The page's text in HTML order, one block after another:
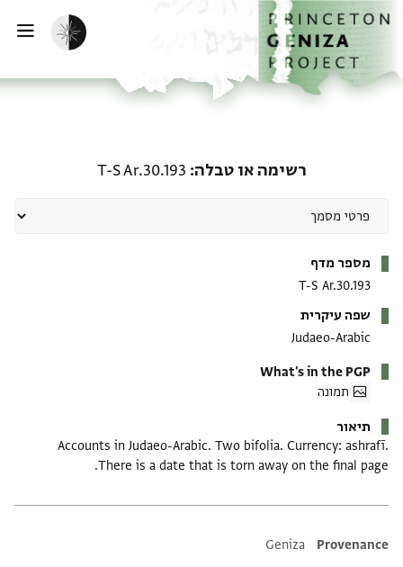
לתוכןהבית
הפעלת מצב כהה
רשימה או טבלה T-S Ar.30.193
מספר מדף
T-S Ar.30.193
שפה עיקרית
Judaeo-Arabic
What's in the PGP
תמונה
תיאור
Accounts in Judaeo-Arabic. Two bifolia. Currency: ashrafī.
There is a date that is torn away on the final page.
Additional metadata
Provenance
Geniza